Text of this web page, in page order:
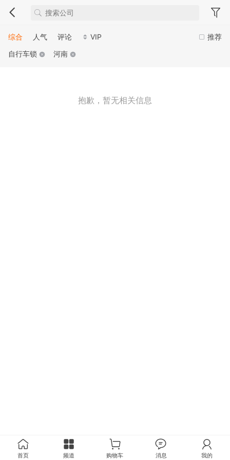
推荐
综合 人气 评论
VIP
自行车锁
河南
抱歉，暂无相关信息
首页 频道 购物车 消息 我的